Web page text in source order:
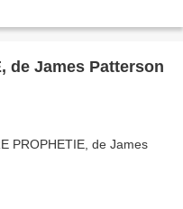
de James Patterson